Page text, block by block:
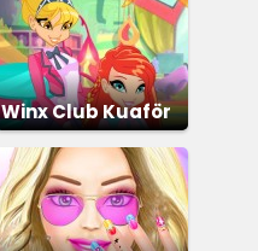
Winx Club Kuaför